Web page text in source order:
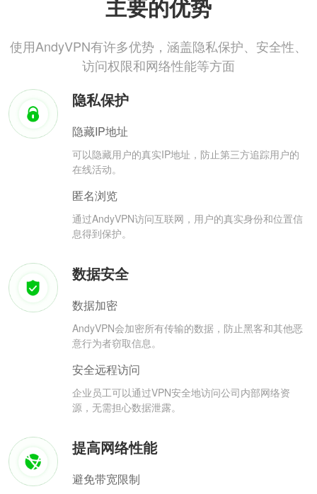
主要的优势
使用AndyVPN有许多优势，涵盖隐私保护、安全性、
访问权限和网络性能等方面
隐私保护
隐藏IP地址
可以隐藏用户的真实IP地址，防止第三方追踪用户的
在线活动。
匿名浏览
通过AndyVPN访问互联网，用户的真实身份和位置信
息得到保护。
数据安全
数据加密
AndyVPN会加密所有传输的数据，防止黑客和其他恶
意行为者窃取信息。
安全远程访问
企业员工可以通过VPN安全地访问公司内部网络资
源，无需担心数据泄露。
提高网络性能
避免带宽限制